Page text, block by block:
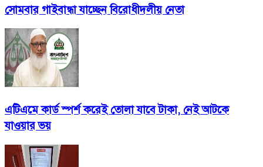
সোমবার গাইবান্ধা যাচ্ছেন বিরোধীদলীয় নেতা
এটিএমে কার্ড স্পর্শ করেই তোলা যাবে টাকা, নেই আটকে
যাওয়ার ভয়